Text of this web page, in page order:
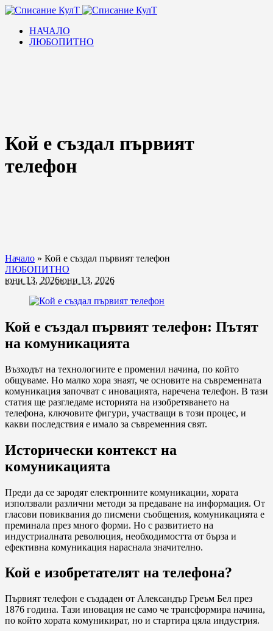
НАЧАЛО
ЛЮБОПИТНО
Кой е създал първият
телефон
Начало » Кой е създал първият телефон
ЛЮБОПИТНО
юни 13, 2026юни 13, 2026
Кой е създал първият телефон: Пътят
на комуникацията
Възходът на технологиите е променил начина, по който
общуваме. Но малко хора знаят, че основите на съвременната
комуникация започват с иновацията, наречена телефон. В тази
статия ще разгледаме историята на изобретяването на
телефона, ключовите фигури, участващи в този процес, и
какви последствия е имало за съвременния свят.
Исторически контекст на
комуникацията
Преди да се зародят електронните комуникации, хората
използвали различни методи за предаване на информация. От
гласови повиквания до писмени съобщения, комуникацията е
преминала през много форми. Но с развитието на
индустриалната революция, необходимостта от бърза и
ефективна комуникация нараснала значително.
Кой е изобретателят на телефона?
Първият телефон е създаден от Александър Греъм Бел през
1876 година. Тази иновация не само че трансформира начина,
по който хората комуникират, но и стартира цяла индустрия.